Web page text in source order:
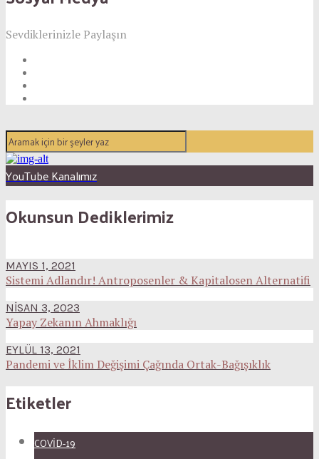
Sevdiklerinizle Paylaşın
YouTube Kanalımız
Okunsun Dediklerimiz
MAYIS 1, 2021
Sistemi Adlandır! Antroposenler & Kapitalosen Alternatifi
NISAN 3, 2023
Yapay Zekanın Ahmaklığı
EYLÜL 13, 2021
Pandemi ve İklim Değişimi Çağında Ortak-Bağışıklık
Etiketler
COVID-19